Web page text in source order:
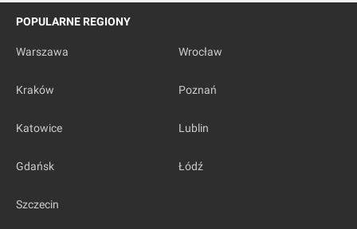
POPULARNE REGIONY
Warszawa Wrocław
Kraków Poznań
Katowice Lublin
Gdańsk Łódź
Szczecin